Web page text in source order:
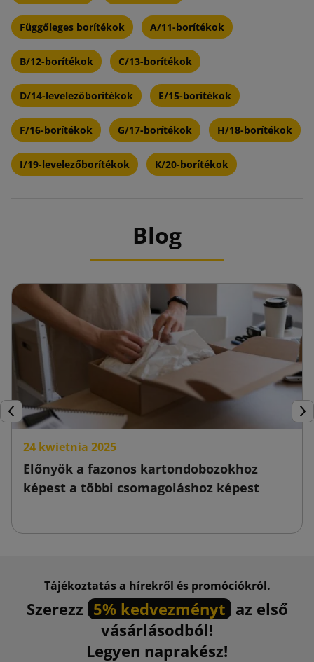
Függőleges borítékok A/11-borítékok
B/12-borítékok C/13-borítékok
D/14-levelezőborítékok E/15-borítékok
F/16-borítékok G/17-borítékok H/18-borítékok
I/19-levelezőborítékok K/20-borítékok
Blog
Előző
24 kwietnia 2025
Előnyök a fazonos kartondobozokhoz
képest a többi csomagoláshoz képest
Tájékoztatás a hírekről és promóciókról.
Szerezz 5% kedvezményt az első
vásárlásodból!
Legyen naprakész!